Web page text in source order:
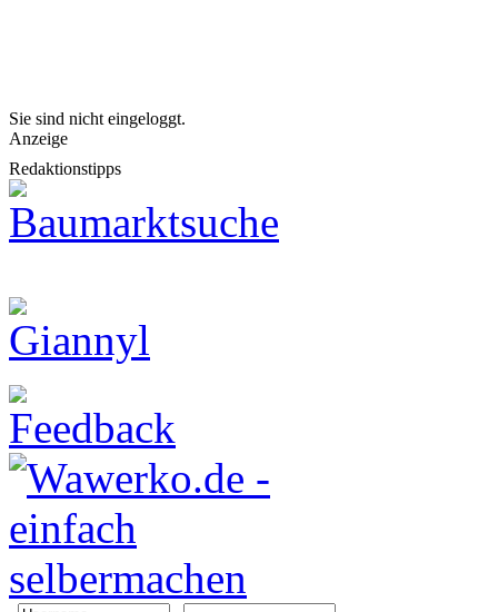
Sie sind nicht eingeloggt.
Anzeige
Redaktionstipps